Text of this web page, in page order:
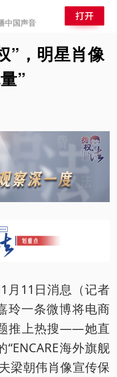
中国声音
”，明星肖像
”
月11日消息（记者
玲一条微博将电商
推上热搜——她直
海外旗舰
梁朝伟肖像宣传保